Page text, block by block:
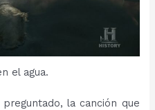
el agua.
la canción que